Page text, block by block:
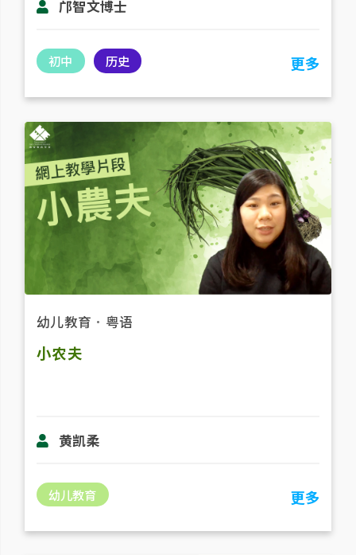
邝智文博士
初中 历史 更多
幼儿教育 ． 粤语
小农夫
黄凯柔
幼儿教育 更多